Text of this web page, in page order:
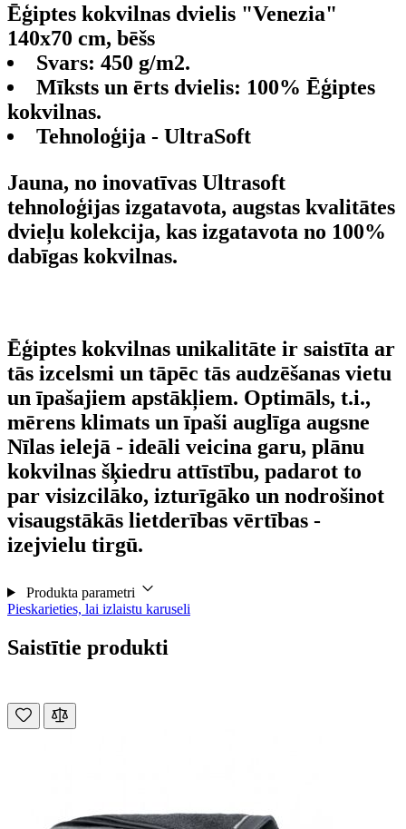
Ēģiptes kokvilnas dvielis "Venezia"
140x70 cm, bēšs
Svars: 450 g/m2.
Mīksts un ērts dvielis: 100% Ēģiptes
kokvilnas.
Tehnoloģija - UltraSoft
Jauna, no inovatīvas Ultrasoft
tehnoloģijas izgatavota, augstas kvalitātes
dvieļu kolekcija, kas izgatavota no 100%
dabīgas kokvilnas.
Ēģiptes kokvilnas unikalitāte ir saistīta ar
tās izcelsmi un tāpēc tās audzēšanas vietu
un īpašajiem apstākļiem. Optimāls, t.i.,
mērens klimats un īpaši auglīga augsne
Nīlas ielejā - ideāli veicina garu, plānu
kokvilnas šķiedru attīstību, padarot to
par visizcilāko, izturīgāko un nodrošinot
visaugstākās lietderības vērtības -
izejvielu tirgū.
Produkta parametri
Pieskarieties, lai izlaistu karuseli
Saistītie produkti